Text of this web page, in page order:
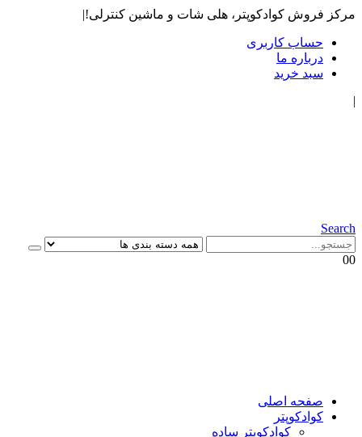
مرکز فروش کوادکوپتر، هلی شات و ماشین کنترلی!|
حساب کاربری
درباره ما
سبد خرید
|
Search
00
صفحه اصلی
کوادکوپتر
کوادکوپتر ساده